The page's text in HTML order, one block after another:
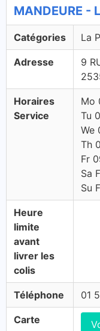
MANDEURE -
Catégories La
Adresse
9
Horaires
Service
Mo
Tu
We
Th
Fr
Sa
Su
Heure
limite
avant
livrer les
colis
Téléphone 01
Carte